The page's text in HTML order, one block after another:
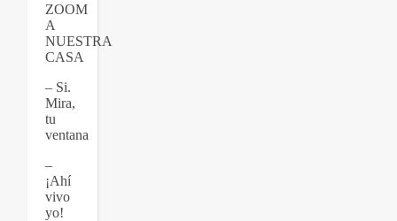
ZOOM
A
NUESTRA
CASA
– Si.
Mira,
tu
ventana
–
¡Ahí
vivo
yo!